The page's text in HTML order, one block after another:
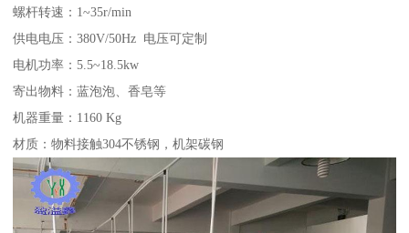
螺杆转速：1~35r/min
供电电压：380V/50Hz 电压可定制
电机功率：5.5~18.5kw
寄出物料：蓝泡泡、香皂等
机器重量：1160 Kg
材质：物料接触304不锈钢，机架碳钢